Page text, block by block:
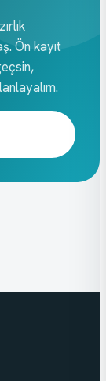
Ön kayıt